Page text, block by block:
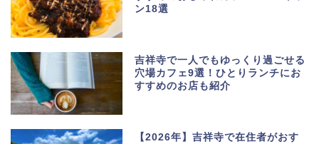
ン18選
吉祥寺で一人でもゆっくり過ごせる
穴場カフェ9選！ひとりランチにお
すすめのお店も紹介
【2026年】吉祥寺で在住者がおす